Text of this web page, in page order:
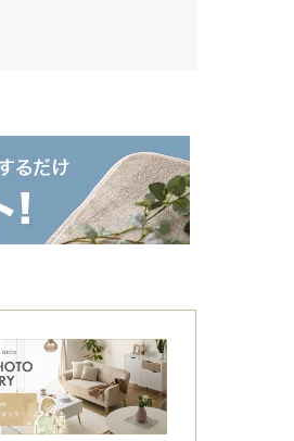
差しを遮ったり、雨